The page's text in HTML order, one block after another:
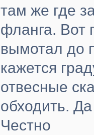
там же где
фланга. Вот
вымотал до
кажется
отвесные
обходить.
Честно